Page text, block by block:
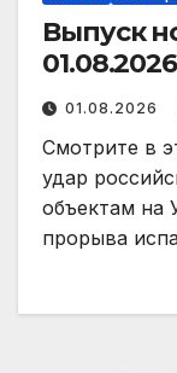
Выпуск
01.08.2026
01.08.2026
Смотрите в
удар
объектам на
прорыва